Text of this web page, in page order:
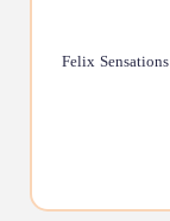
پوچ گربه فلیکس با طعم گوشت گاو و گوجه فرنگی Felix Sensations